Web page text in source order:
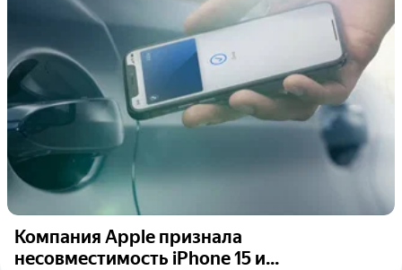
Компания Apple признала
несовместимость iPhone 15 и...